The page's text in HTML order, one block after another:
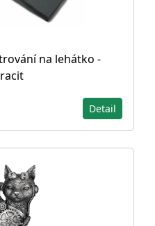
na lehátko -
Detail